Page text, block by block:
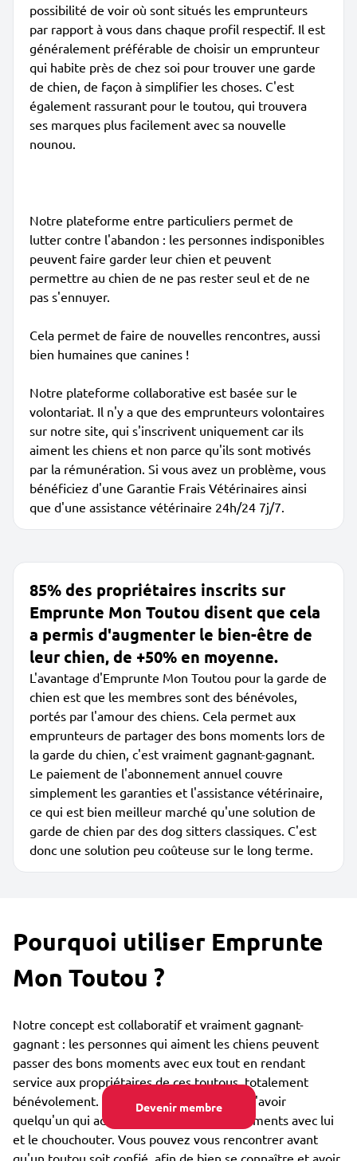
Devenir membre
possibilité de voir où sont situés les emprunteurs
par rapport à vous dans chaque profil respectif. Il est
généralement préférable de choisir un emprunteur
qui habite près de chez soi pour trouver une garde
de chien, de façon à simplifier les choses. C'est
également rassurant pour le toutou, qui trouvera
ses marques plus facilement avec sa nouvelle
nounou.
Notre plateforme entre particuliers permet de
lutter contre l'abandon : les personnes indisponibles
peuvent faire garder leur chien et peuvent
permettre au chien de ne pas rester seul et de ne
pas s'ennuyer.
Cela permet de faire de nouvelles rencontres, aussi
bien humaines que canines !
Notre plateforme collaborative est basée sur le
volontariat. Il n'y a que des emprunteurs volontaires
sur notre site, qui s'inscrivent uniquement car ils
aiment les chiens et non parce qu'ils sont motivés
par la rémunération. Si vous avez un problème, vous
bénéficiez d'une Garantie Frais Vétérinaires ainsi
que d'une assistance vétérinaire 24h/24 7j/7.
85% des propriétaires inscrits sur
Emprunte Mon Toutou disent que cela
a permis d'augmenter le bien-être de
leur chien, de +50% en moyenne.
L'avantage d'Emprunte Mon Toutou pour la garde de
chien est que les membres sont des bénévoles,
portés par l'amour des chiens. Cela permet aux
emprunteurs de partager des bons moments lors de
la garde du chien, c'est vraiment gagnant-gagnant.
Le paiement de l'abonnement annuel couvre
simplement les garanties et l'assistance vétérinaire,
ce qui est bien meilleur marché qu'une solution de
garde de chien par des dog sitters classiques. C'est
donc une solution peu coûteuse sur le long terme.
Pourquoi utiliser Emprunte
Mon Toutou ?
Notre concept est collaboratif et vraiment gagnant-
gagnant : les personnes qui aiment les chiens peuvent
passer des bons moments avec eux tout en rendant
service aux propriétaires de ces toutous, totalement
bénévolement. Le toutou est lui heureux d'avoir
quelqu'un qui adore partager des bons moments avec lui
et le chouchouter. Vous pouvez vous rencontrer avant
qu'un toutou soit confié, afin de bien se connaître et avoir